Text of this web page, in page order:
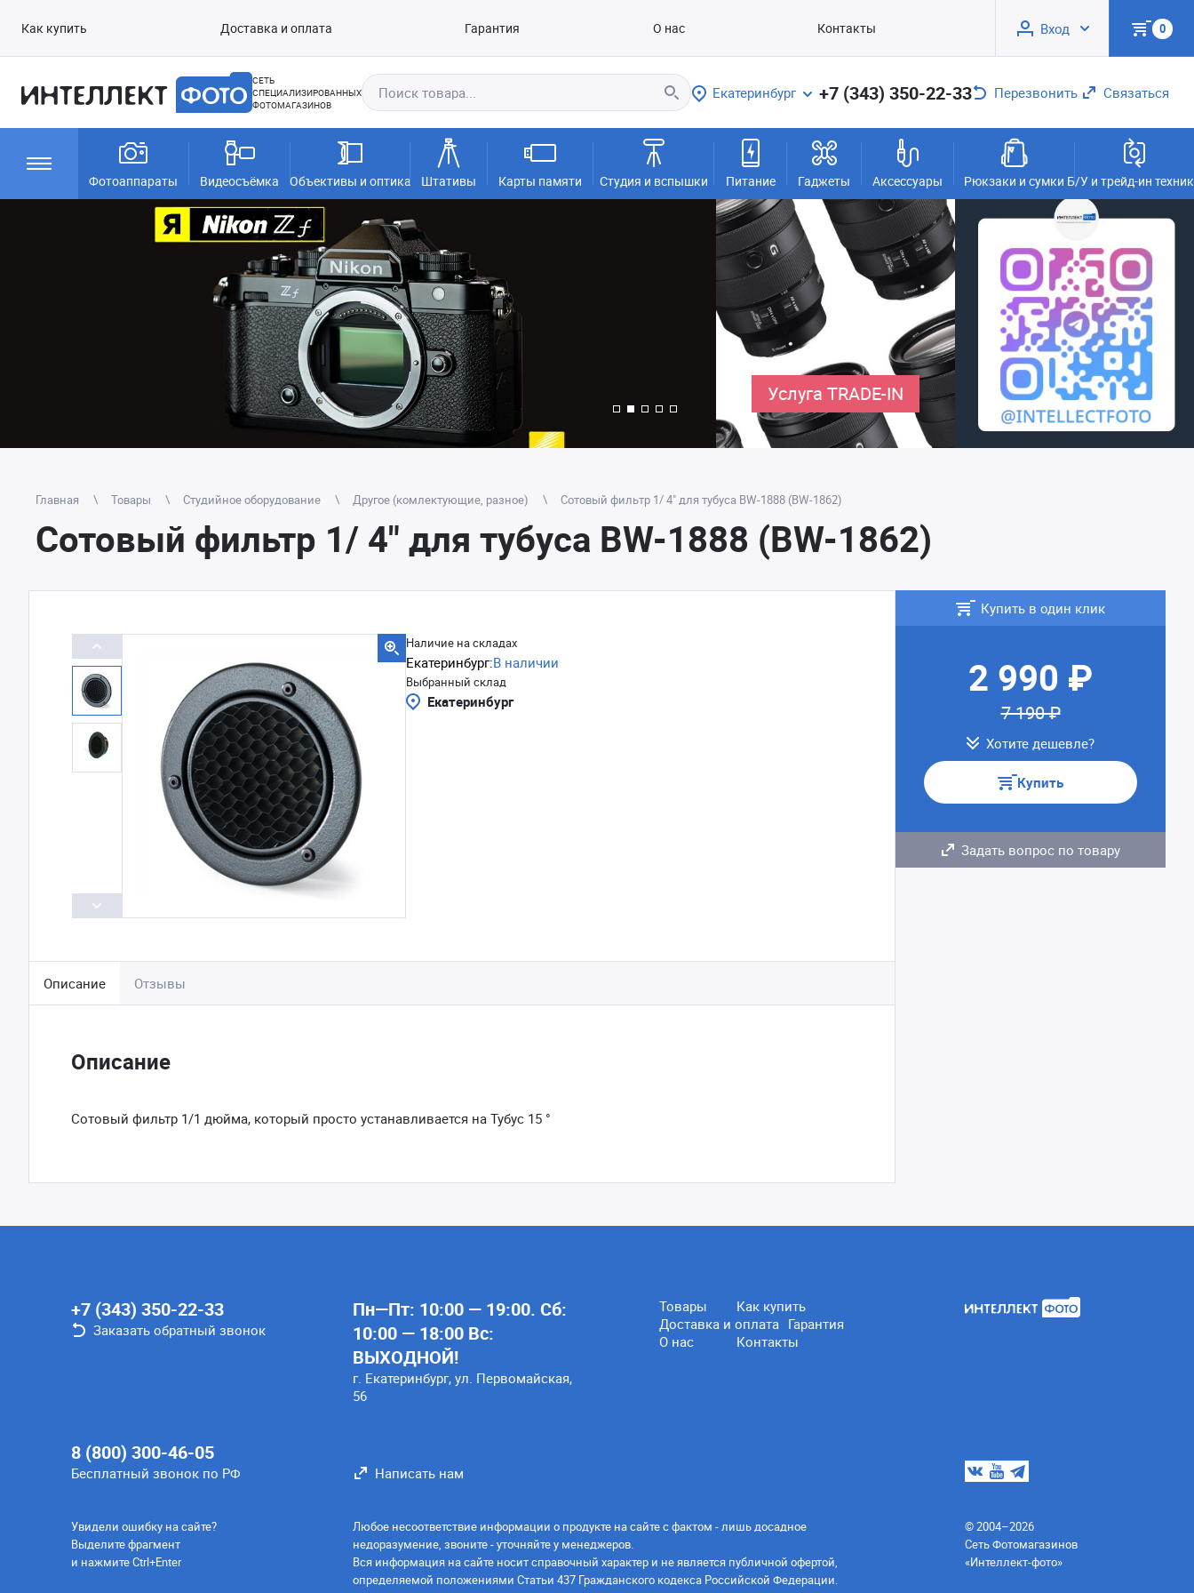
Как купить Доставка и оплата Гарантия О нас Контакты Вход 0
СЕТЬ
СПЕЦИАЛИЗИРОВАННЫХ
ФОТОМАГАЗИНОВ
Екатеринбург +7 (343) 350-22-33 Перезвонить Связаться
Фотоаппараты Видеосъёмка Объективы и оптика Штативы Карты памяти Студия и вспышки Питание Гаджеты Аксессуары Рюкзаки и сумки Б/У и трейд-ин
Услуга TRADE-IN
Главная Товары Студийное оборудование Другое (комлектующие, разное) Сотовый фильтр 1/ 4" для тубуса BW-1888 (BW-1862)
Сотовый фильтр 1/ 4" для тубуса BW-1888 (BW-1862)
Наличие на складах
Екатеринбург:В наличии
Выбранный склад
Екатеринбург
Описание Отзывы
Описание
Сотовый фильтр 1/1 дюйма, который просто устанавливается на Тубус 15 °
Купить в один клик
2 990 ₽
7 190 ₽
Хотите дешевле?
Купить
Задать вопрос по товару
+7 (343) 350-22-33
Заказать обратный звонок
8 (800) 300-46-05
Бесплатный звонок по РФ
Пн—Пт: 10:00 — 19:00. Сб:
10:00 — 18:00 Вс:
ВЫХОДНОЙ!
г. Екатеринбург, ул. Первомайская,
56
Товары
Как купить
Доставка и оплата Гарантия
О нас
Контакты
Написать нам
Увидели ошибку на сайте?
Выделите фрагмент
и нажмите Ctrl+Enter
Любое несоответствие информации о продукте на сайте с фактом - лишь досадное
недоразумение, звоните - уточняйте у менеджеров.
Вся информация на сайте носит справочный характер и не является публичной офертой,
определяемой положениями Статьи 437 Гражданского кодекса Российской Федерации.
© 2004–2026
Сеть Фотомагазинов
«Интеллект-фото»